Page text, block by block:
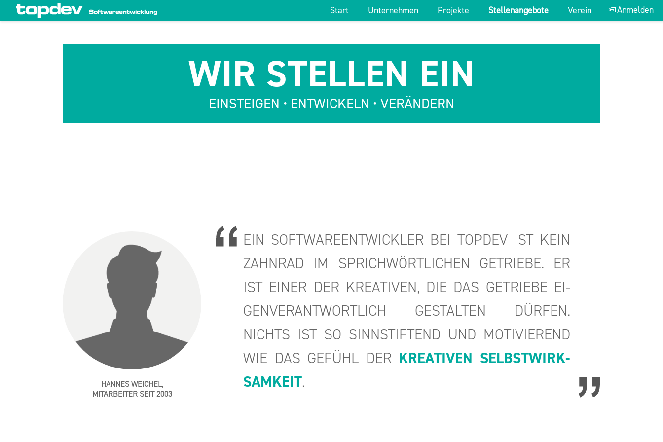
zum Inhalt wechseln Suche: Anmelden
Start Unternehmen Projekte Stellenangebote Verein
WIR STEL­LEN EIN
EIN­STEI­GEN • ENT­WI­CKELN • VER­ÄN­DERN
HAN­NES WEI­CHEL,
MIT­AR­BEI­TER SEIT 2003
EIN SOFT­WARE­ENT­WICK­LER BEI TOP­DEV IST KEIN
ZAHN­RAD IM SPRICH­WÖRT­LI­CHEN GE­TRIE­BE. ER
IST EINER DER KREA­TI­VEN, DIE DAS GE­TRIE­BE EI­
GEN­VER­ANT­WORT­LICH GE­STAL­TEN DÜR­FEN.
NICHTS IST SO SINN­STIF­TEND UND MO­TI­VIE­REND
WIE DAS GE­FÜHL DER KREA­TI­VEN SELBST­WIRK­
SAM­KEIT.